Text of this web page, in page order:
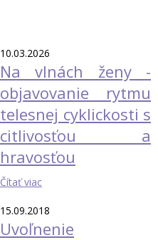
10.03.2026
Na vlnách ženy -
objavovanie rytmu
telesnej cyklickosti s
citlivosťou a
hravosťou
Čítať viac
15.09.2018
Uvoľnenie